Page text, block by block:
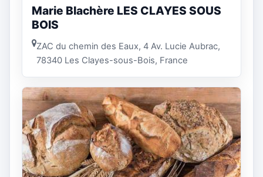
Marie Blachère LES CLAYES SOUS
BOIS
ZAC du chemin des Eaux, 4 Av. Lucie Aubrac,
78340 Les Clayes-sous-Bois, France